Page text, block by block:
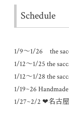
Schedule
1/9～1/26 the
1/12〜1/25 the
1/12〜1/28 the
1/19~26
1/27~2/2 ❤︎名古